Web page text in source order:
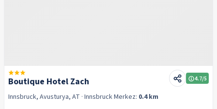
Boutique Hotel Zach 4.7/5
Innsbruck, Avusturya, AT · InnsbruckMerkez: 0.4 km